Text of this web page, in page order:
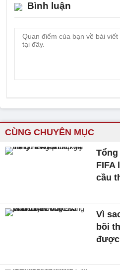
Bình luận
CÙNG CHUYÊN MỤC
FIFA
cầu
Vì
bồi
được